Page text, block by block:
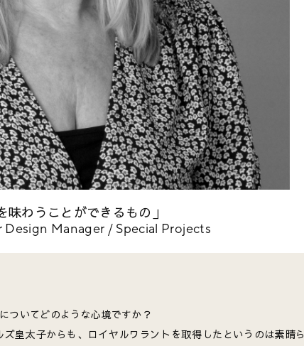
味わうことができるもの」
Design Manager / Special Projects
ついてどのような心境ですか？
皇太子からも、ロイヤルワラントを取得したというのは素晴ら